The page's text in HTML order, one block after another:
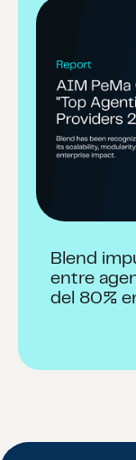
Blend
entre
del 80%